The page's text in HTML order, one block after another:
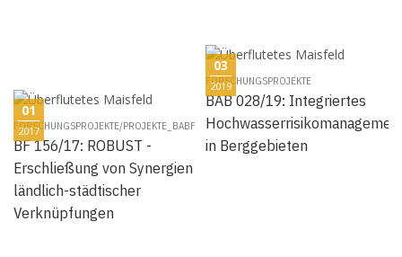
03
2019
FORSCHUNGSPROJEKTE
BAB 028/19: Integriertes
in Berggebieten
01
2017
FORSCHUNGSPROJEKTE/PROJEKTE_BABF
BF 156/17: ROBUST -
Erschließung von Synergien
ländlich-städtischer
Verknüpfungen